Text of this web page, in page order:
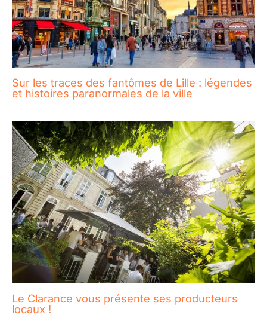
Sur les traces des fantômes de Lille : légendes
et histoires paranormales de la ville
Le Clarance vous présente ses producteurs
locaux !